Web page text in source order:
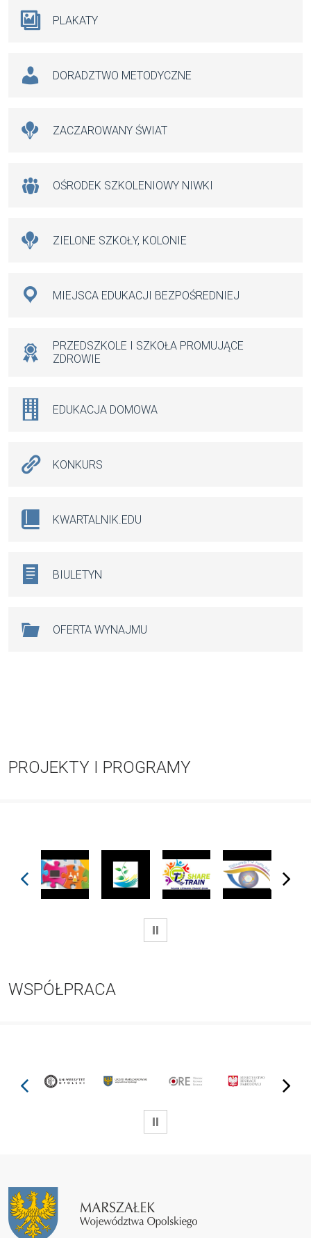
PLAKATY
DORADZTWO METODYCZNE
ZACZAROWANY ŚWIAT
OŚRODEK SZKOLENIOWY NIWKI
ZIELONE SZKOŁY, KOLONIE
MIEJSCA EDUKACJI BEZPOŚREDNIEJ
PRZEDSZKOLE I SZKOŁA PROMUJĄCE
ZDROWIE
EDUKACJA DOMOWA
KONKURS
KWARTALNIK.EDU
BIULETYN
OFERTA WYNAJMU
PROJEKTY I PROGRAMY
prev next
WSTRZYMAJ
WSPÓŁPRACA
prev next
WSTRZYMAJ